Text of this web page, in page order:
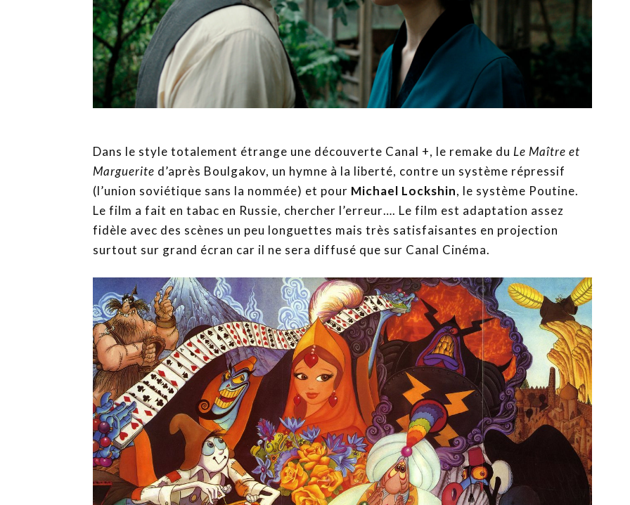
Dans le style totalement étrange une découverte Canal +, le remake du Le Maître et
Marguerite d’après Boulgakov, un hymne à la liberté, contre un système répressif
(l’union soviétique sans la nommée) et pour Michael Lockshin, le système Poutine.
Le film a fait en tabac en Russie, chercher l’erreur…. Le film est adaptation assez
fidèle avec des scènes un peu longuettes mais très satisfaisantes en projection
surtout sur grand écran car il ne sera diffusé que sur Canal Cinéma.